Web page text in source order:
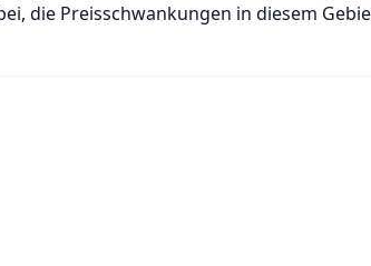
die Preisschwankungen in diesem